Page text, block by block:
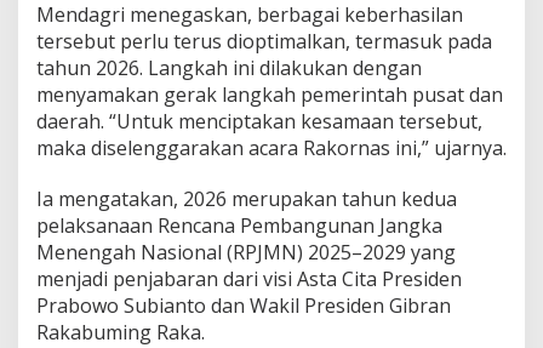
Mendagri menegaskan, berbagai keberhasilan
tersebut perlu terus dioptimalkan, termasuk pada
tahun 2026. Langkah ini dilakukan dengan
menyamakan gerak langkah pemerintah pusat dan
daerah. “Untuk menciptakan kesamaan tersebut,
maka diselenggarakan acara Rakornas ini,” ujarnya.
Ia mengatakan, 2026 merupakan tahun kedua
pelaksanaan Rencana Pembangunan Jangka
Menengah Nasional (RPJMN) 2025–2029 yang
menjadi penjabaran dari visi Asta Cita Presiden
Prabowo Subianto dan Wakil Presiden Gibran
Rakabuming Raka.